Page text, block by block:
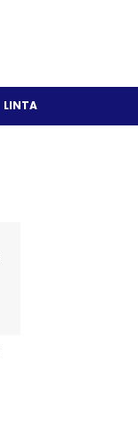
LINTAS OLAH RAGA